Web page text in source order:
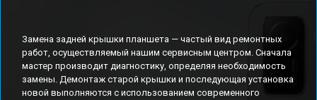
Замена задней крышки планшета — частый вид ремонтных
работ, осуществляемый нашим сервисным центром. Сначала
мастер производит диагностику, определяя необходимость
замены. Демонтаж старой крышки и последующая установка
новой выполняются с использованием современного